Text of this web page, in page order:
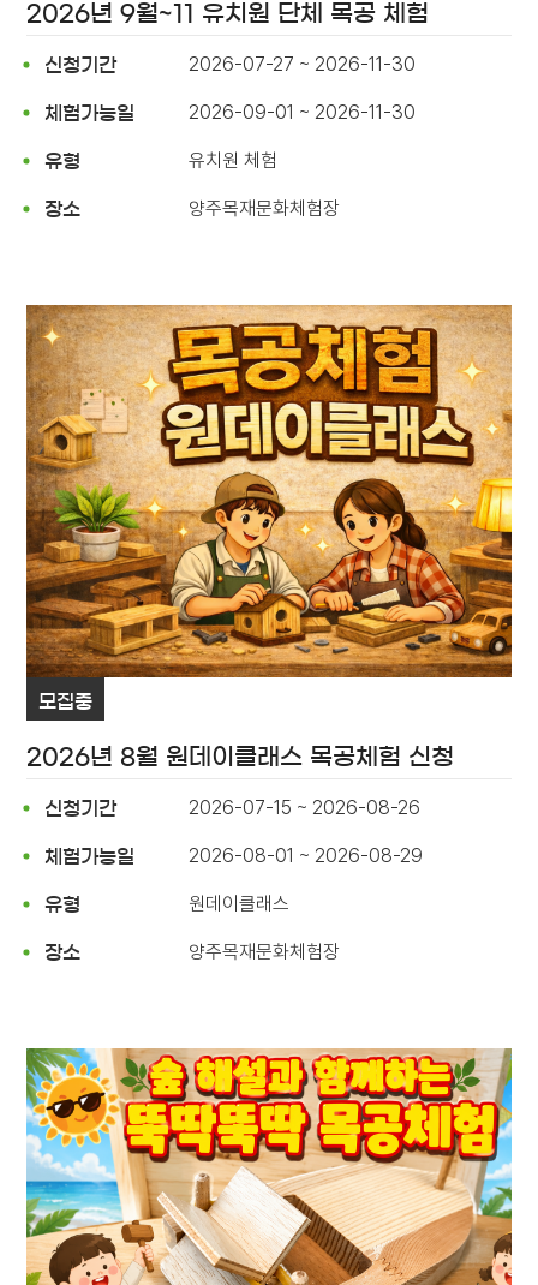
2026년 9월~11 유치원 단체 목공 체험
신청기간 2026-07-27 ~ 2026-11-30
체험가능일 2026-09-01 ~ 2026-11-30
유형 유치원 체험
장소 양주목재문화체험장
모집중
2026년 8월 원데이클래스 목공체험 신청
신청기간 2026-07-15 ~ 2026-08-26
체험가능일 2026-08-01 ~ 2026-08-29
유형 원데이클래스
장소 양주목재문화체험장